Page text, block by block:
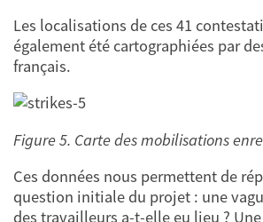
Les localisations de ces 41
également été cartographiées par
français.
Figure 5. Carte des mobilisations
Ces données nous permettent de
question initiale du projet : une
des travailleurs a-t-elle eu lieu ? Une